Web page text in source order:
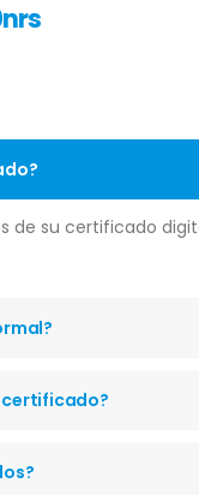
de su certificado
certificado?